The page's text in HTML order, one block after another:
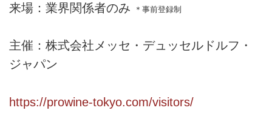
来場：業界関係者のみ ＊事前登録制
主催：株式会社メッセ・デュッセルドルフ・
ジャパン
https://prowine-tokyo.com/visitors/